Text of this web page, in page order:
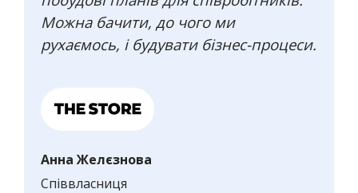
Можна бачити, до чого ми
рухаємось, і будувати бізнес-процеси.
Анна Желєзнова
Співвласниця